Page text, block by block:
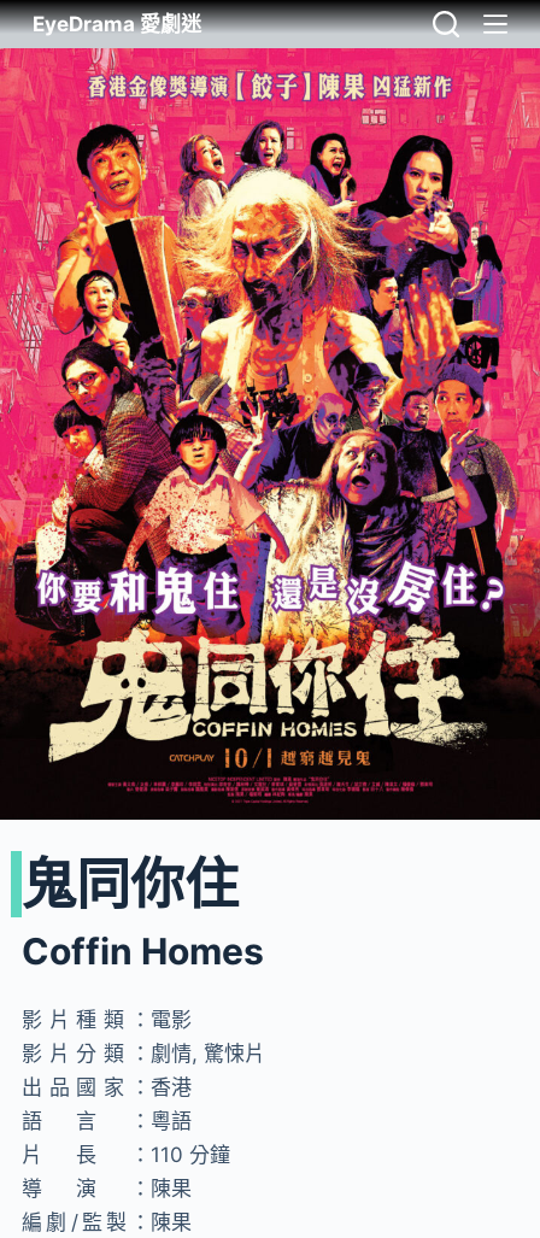
EyeDrama 愛劇迷
鬼同你住
Coffin Homes
影片種類： 電影
影片分類： 劇情, 驚悚片
出品國家：香港
語言： 粵語
片長： 110 分鐘
導演： 陳果
編劇/監製： 陳果